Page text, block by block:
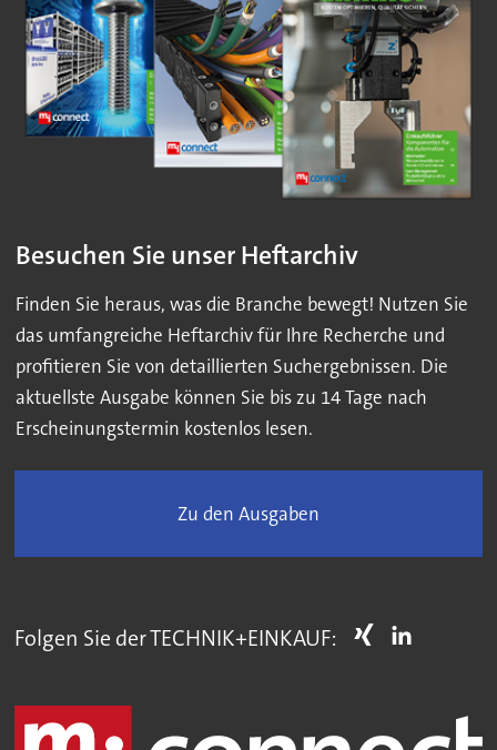
Besuchen Sie unser Heftarchiv
Finden Sie heraus, was die Branche bewegt! Nutzen Sie
das umfangreiche Heftarchiv für Ihre Recherche und
profitieren Sie von detaillierten Suchergebnissen. Die
aktuellste Ausgabe können Sie bis zu 14 Tage nach
Erscheinungstermin kostenlos lesen.
Zu den Ausgaben
Folgen Sie der TECHNIK+EINKAUF: